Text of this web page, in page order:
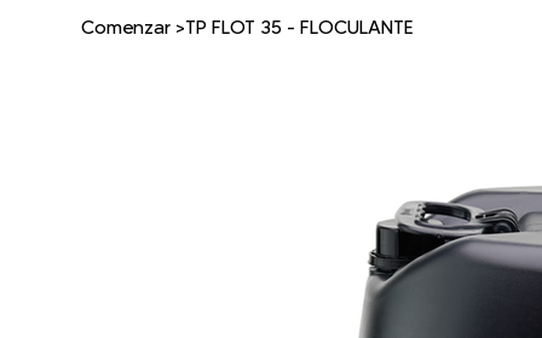
Comenzar >TP FLOT 35 - FLOCULANTE